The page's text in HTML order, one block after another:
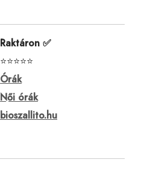
Raktáron ✅
⭐⭐⭐⭐⭐
Órák
Női órák
bioszallito.hu